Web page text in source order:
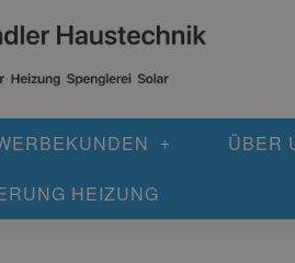
ÜBER
HEIZUNG